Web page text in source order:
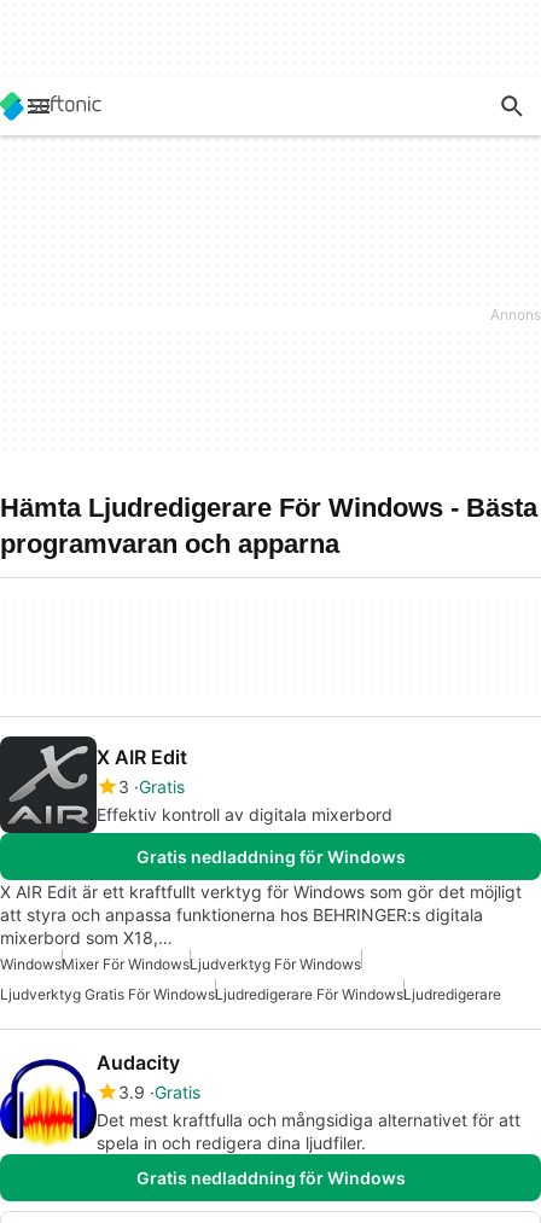
Hämta Ljudredigerare För Windows - Bästa
programvaran och apparna
X AIR Edit
3 Gratis
Effektiv kontroll av digitala mixerbord
Gratis nedladdning för Windows
X AIR Edit är ett kraftfullt verktyg för Windows som gör det möjligt
att styra och anpassa funktionerna hos BEHRINGER:s digitala
mixerbord som X18,…
WindowsMixer För WindowsLjudverktyg För Windows
Ljudverktyg Gratis För WindowsLjudredigerare För WindowsLjudredigerare
Audacity
3.9 Gratis
Det mest kraftfulla och mångsidiga alternativet för att
spela in och redigera dina ljudfiler.
Gratis nedladdning för Windows